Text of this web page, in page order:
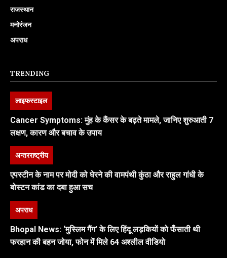
राजस्थान
मनोरंजन
अपराध
TRENDING
लाइफस्टाइल
Cancer Symptoms: मुंह के कैंसर के बढ़ते मामले, जानिए शुरुआती 7
लक्षण, कारण और बचाव के उपाय
अन्तरराष्ट्रीय
एपस्टीन के नाम पर मोदी को घेरने की वामपंथी कुंठा और राहुल गांधी के
बोस्टन कांड का दबा हुआ सच
अपराध
Bhopal News: ‘मुस्लिम गैंग’ के लिए हिंदू लड़कियों को फँसाती थी
फरहान की बहन जोया, फोन में मिले 64 अश्लील वीडियो